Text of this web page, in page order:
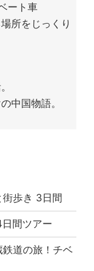
ート車
所をじっくり
中国物語。
街歩き 3日間
日間ツアー
鉄道の旅！チベ